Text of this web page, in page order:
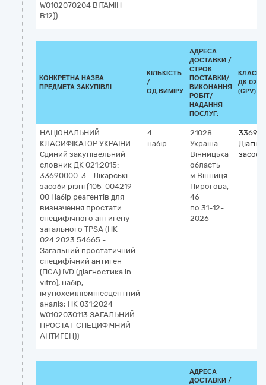
W0102070204 ВІТАМІН
B12))
КОНКРЕТНА НАЗВА
ПРЕДМЕТА ЗАКУПІВЛІ
КІЛЬКІСТЬ
/
ОД.ВИМІРУ
АДРЕСА
ДОСТАВКИ /
СТРОК
ПОСТАВКИ/
ВИКОНАННЯ
РОБІТ/
НАДАННЯ
ПОСЛУГ:
ДК
(CPV)
НАЦІОНАЛЬНИЙ
КЛАСИФІКАТОР УКРАЇНИ
Єдиний закупівельний
словник ДК 021:2015:
33690000-3 - Лікарські
засоби різні (105-004219-
00 Набір реагентів для
визначення простати
специфічного антигену
загального TPSA (НК
024:2023 54665 -
Загальний простатичний
специфічний антиген
(ПСА) IVD (діагностика in
vitro), набір,
імунохемілюмінесцентний
аналіз; НК 031:2024
W0102030113 ЗАГАЛЬНИЙ
ПРОСТАТ-СПЕЦИФІЧНИЙ
АНТИГЕН))
4
набір
21028
Україна
Вінницька
область
м.Вінниця
Пирогова,
46
по 31-12-
2026
засоби
АДРЕСА
ДОСТАВКИ /